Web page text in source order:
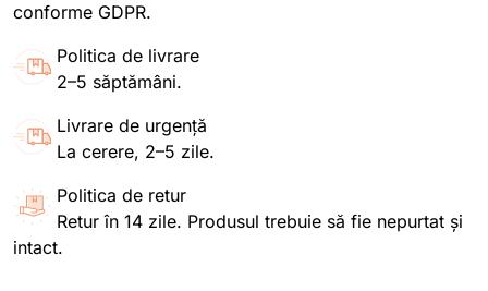
conforme GDPR.
Politica de livrare
2–5 săptămâni.
Livrare de urgență
La cerere, 2–5 zile.
Politica de retur
Retur în 14 zile. Produsul trebuie să fie nepurtat și
intact.